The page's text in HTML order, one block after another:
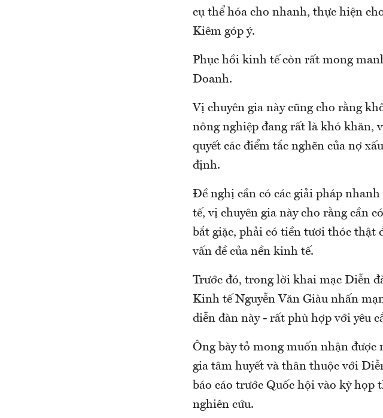
cụ thể hóa cho nhanh, thực hiện
Kiêm góp ý.
Phục hồi kinh tế còn rất mong
Doanh.
Vị chuyên gia này cũng cho rằng
nông nghiệp đang rất là khó khăn,
quyết các điểm tắc nghẽn của nợ
định.
Đề nghị cần có các giải pháp
tế, vị chuyên gia này cho rằng cần
bắt giặc, phải có tiền tươi thóc thật
vấn đề của nền kinh tế.
Trước đó, trong lời khai mạc Diễn
Kinh tế Nguyễn Văn Giàu nhấn
diễn đàn này - rất phù hợp với yêu
Ông bày tỏ mong muốn nhận được
gia tâm huyết và thân thuộc với
báo cáo trước Quốc hội vào kỳ họp
nghiên cứu.